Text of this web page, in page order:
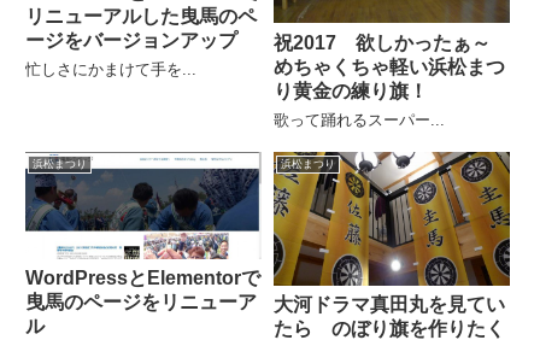
リニューアルした曳馬のペ
ージをバージョンアップ
忙しさにかまけて手を...
祝2017 欲しかったぁ～
めちゃくちゃ軽い浜松まつ
り黄金の練り旗！
歌って踊れるスーパー...
浜松まつり
WordPressとElementorで
曳馬のページをリニューア
ル
浜松まつり
大河ドラマ真田丸を見てい
たら のぼり旗を作りたく